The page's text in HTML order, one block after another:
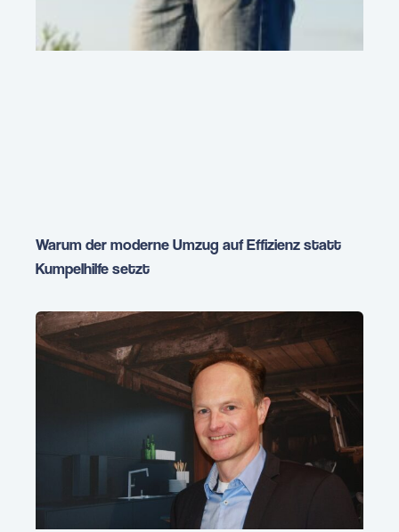
Warum der moderne Umzug auf Effizienz statt
Kumpelhilfe setzt